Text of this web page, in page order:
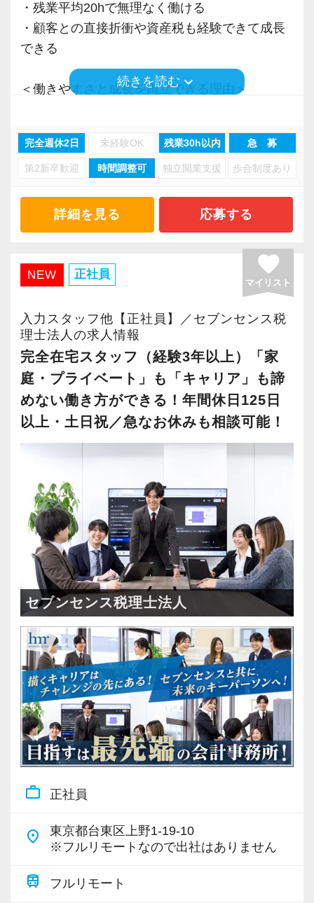
・残業平均20hで無理なく働ける
・顧客との直接折衝や資産税も経験できて成長
できる
＜働きやすさと成長を両立できる理由＞
・分業体制で業務負担を軽減
・顧客対応や提案業務に集中可能
・資産税や相続など専門性の高い案件あり
・経験値が自然と積み上がる環境
・有給取得率90％以上
・繁忙期も月30～40h程度
・男性の育休取得率100％
・テレワーク導入済み
・全席デュアルモニタ完備
＜幅広い経験・成長環境＞
・9割が紹介の安定基盤
・個人～大企業まで幅広く経験可能
・税務顧問＋資産税に関与
・相続／事業承継／M&Aにも対応
＜成長中の税理士法人＞
・全国14拠点で事業展開
・従業員240名以上に拡大
・会計・税務・財務・労務まで対応
・専門家が在籍しワンストップ支援
＜学びを後押し＞
・書籍購入費／研修費は全額会社負担
・隔月で税法・実務の学習会あり
・資格取得を目指す社員が多数
＜募集の背景＞
・組織力強化に向けた採用
続きを読むkeyboard_arrow_down
完全週休2日 未経験OK 残業30h以内 急 募
第2新卒歓迎 時間調整可 独立開業支援 歩合制度あり
詳細を見る 応募する
NEW 正社員 favorite
マイリスト
入力スタッフ他【正社員】／セブンセンス税
理士法人の求人情報
完全在宅スタッフ（経験3年以上）「家
庭・プライベート」も「キャリア」も諦
めない働き方ができる！年間休日125日
以上・土日祝／急なお休みも相談可能！
セブンセンス税理士法人
work_outline 正社員
place
東京都台東区上野1-19-10
※フルリモートなので出社はありません
train フルリモート